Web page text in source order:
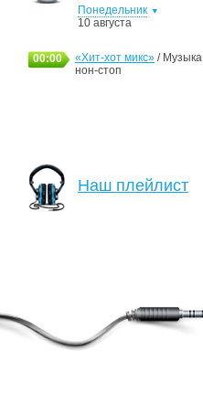
Понедельник
10 августа
00:00 «Хит-хот микс» / Музыка
нон-стоп
Наш плейлист